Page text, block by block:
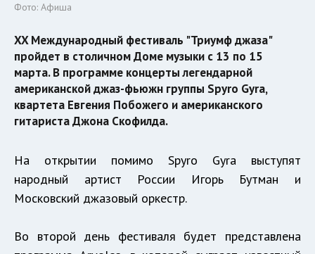
Фото: Афиша
XX Международный фестиваль "Триумф джаза"
пройдет в столичном Доме музыки с 13 по 15
марта. В программе концерты легендарной
американской джаз-фьюжн группы Spyro Gyra,
квартета Евгения Побожего и американского
гитариста Джона Скофилда.
На открытии помимо Spyro Gyra выступят
народный артист России Игорь Бутман и
Московский джазовый оркестр.
Во второй день фестиваля будет представлена